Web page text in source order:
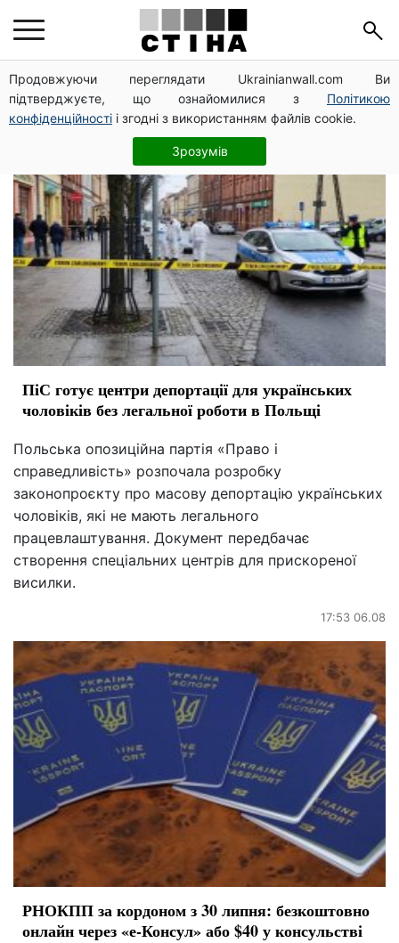
Продовжуючи переглядати Ukrainianwall.com Ви
підтверджуєте, що ознайомилися з Політикою
конфіденційності і згодні з використанням файлів cookie.
Зрозумів
українці
ПіС готує центри депортації для українських
чоловіків без легальної роботи в Польщі
Польська опозиційна партія «Право і
справедливість» розпочала розробку
законопроєкту про масову депортацію українських
чоловіків, які не мають легального
працевлаштування. Документ передбачає
створення спеціальних центрів для прискореної
висилки.
17:53 06.08
РНОКПП за кордоном з 30 липня: безкоштовно
онлайн через «е-Консул» або $40 у консульстві